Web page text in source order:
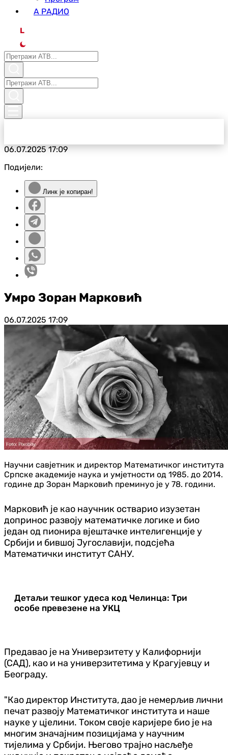
А РАДИО
L
06.07.202517:09
Подијели:
Линк је копиран!
Умро Зоран Марковић
06.07.2025 17:09
Научни савјетник и директор Математичког института
Српске академије наука и умјетности од 1985. до 2014.
године др Зоран Марковић преминуо је у 78. години.
Марковић је као научник остварио изузетан
допринос развоју математичке логике и био
један од пионира вјештачке интелигенције у
Србији и бившој Југославији, подсјећа
Математички институт САНУ.
Детаљи тешког удеса код Челинца: Три
особе превезене на УКЦ
Предавао је на Универзитету у Калифорнији
(САД), као и на универзитетима у Крагујевцу и
Београду.
"Као директор Института, дао је немерљив лични
печат развоју Математичког института и наше
науке у цјелини. Током своје каријере био је на
многим значајним позицијама у научним
тијелима у Србији. Његово трајно насљеђе